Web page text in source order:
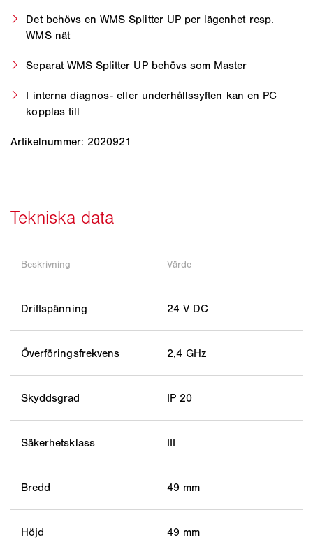
Det behövs en WMS Splitter UP per lägenhet resp.
WMS nät
Separat WMS Splitter UP behövs som Master
I interna diagnos- eller underhållssyften kan en PC
kopplas till
Artikelnummer: 2020921
Beskrivning Värde
Driftspänning 24 V DC
Överföringsfrekvens 2,4 GHz
Skyddsgrad IP 20
Säkerhetsklass III
Bredd 49 mm
Höjd 49 mm